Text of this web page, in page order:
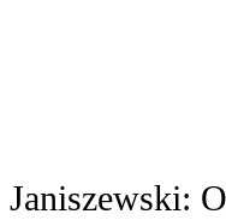
Janiszewski: